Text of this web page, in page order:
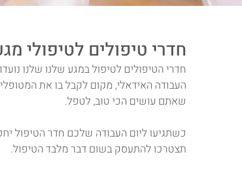
חדרי טיפולים
חדרי הטיפולים לטיפול במגע שלנו שלנו
העבודה האידאלי, מקום לקבל בו את
שאתם עושים הכי טוב, לטפל.
כשתגיעו ליום העבודה שלכם חדר הטיפול
תצטרכו להתעסק בשום דבר מלבד הטיפול.